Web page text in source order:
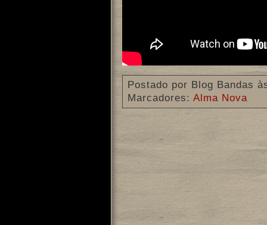
Postado por Blog Bandas
Marcadores: Alma Nova